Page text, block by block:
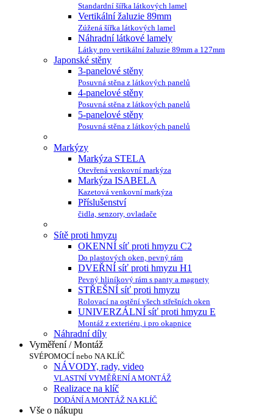
Standardní šířka látkových lamel
Vertikální žaluzie 89mm
Zúžená šířka látkových lamel
Náhradní látkové lamely
Látky pro vertikální žaluzie 89mm a 127mm
Japonské stěny
3-panelové stěny
Posuvná stěna z látkových panelů
4-panelové stěny
Posuvná stěna z látkových panelů
5-panelové stěny
Posuvná stěna z látkových panelů
Markýzy
Markýza STELA
Otevřená venkovní markýza
Markýza ISABELA
Kazetová venkovní markýza
Příslušenství
čidla, senzory, ovladače
Sítě proti hmyzu
OKENNÍ síť proti hmyzu C2
Do plastových oken, pevný rám
DVEŘNÍ síť proti hmyzu H1
Pevný hliníkový rám s panty a magnety
STŘEŠNÍ síť proti hmyzu
Rolovací na ostění všech střešních oken
UNIVERZÁLNÍ síť proti hmyzu E
Montáž z exteriéru, i pro okapnice
Náhradní díly
Vyměření / Montáž
SVÉPOMOCÍ nebo NA KLÍČ
NÁVODY, rady, video
VLASTNÍ VYMĚŘENÍ A MONTÁŽ
Realizace na klíč
DODÁNÍ A MONTÁŽ NA KLÍČ
Vše o nákupu